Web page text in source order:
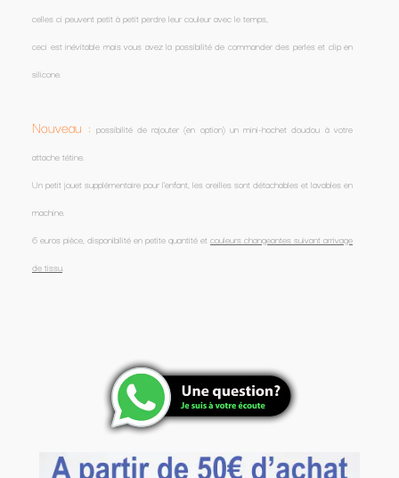
celles ci peuvent petit à petit perdre leur couleur avec le temps,
ceci est inévitable mais vous avez la possibilité de commander des perles et clip en
silicone.
Nouveau : possibilité de rajouter (en option) un mini-hochet doudou à votre
attache tétine.
Un petit jouet supplémentaire pour l'enfant, les oreilles sont détachables et lavables en
machine.
6 euros pièce, disponibilité en petite quantité et couleurs changeantes suivant arrivage
de tissu.